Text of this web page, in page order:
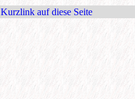
Kurzlink auf diese Seite